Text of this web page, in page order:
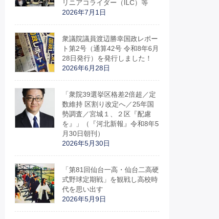
リニアコライダー（ILC）等
2026年7月1日
衆議院議員渡辺勝幸国政レポー
ト第2号（通算42号 令和8年6月
28日発行）を発行しました！
2026年6月28日
「衆院39選挙区格差2倍超／定
数維持 区割り改定へ／25年国
勢調査／宮城１、２区『配慮
を』」（『河北新報』令和8年5
月30日朝刊）
2026年5月30日
「第81回仙台一高・仙台二高硬
式野球定期戦」を観戦し高校時
代を思い出す
2026年5月9日